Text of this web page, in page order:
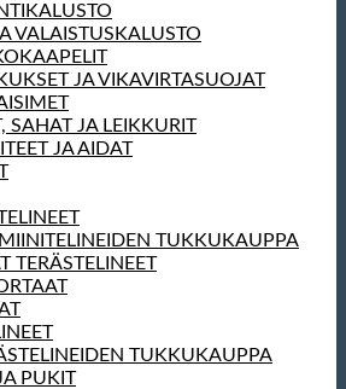
VALAISTUSKALUSTO
JA VIKAVIRTASUOJAT
SAHAT JA LEIKKURIT
JA AIDAT
TUKKUKAUPPA
TERÄSTELINEET
TUKKUKAUPPA
PUKIT